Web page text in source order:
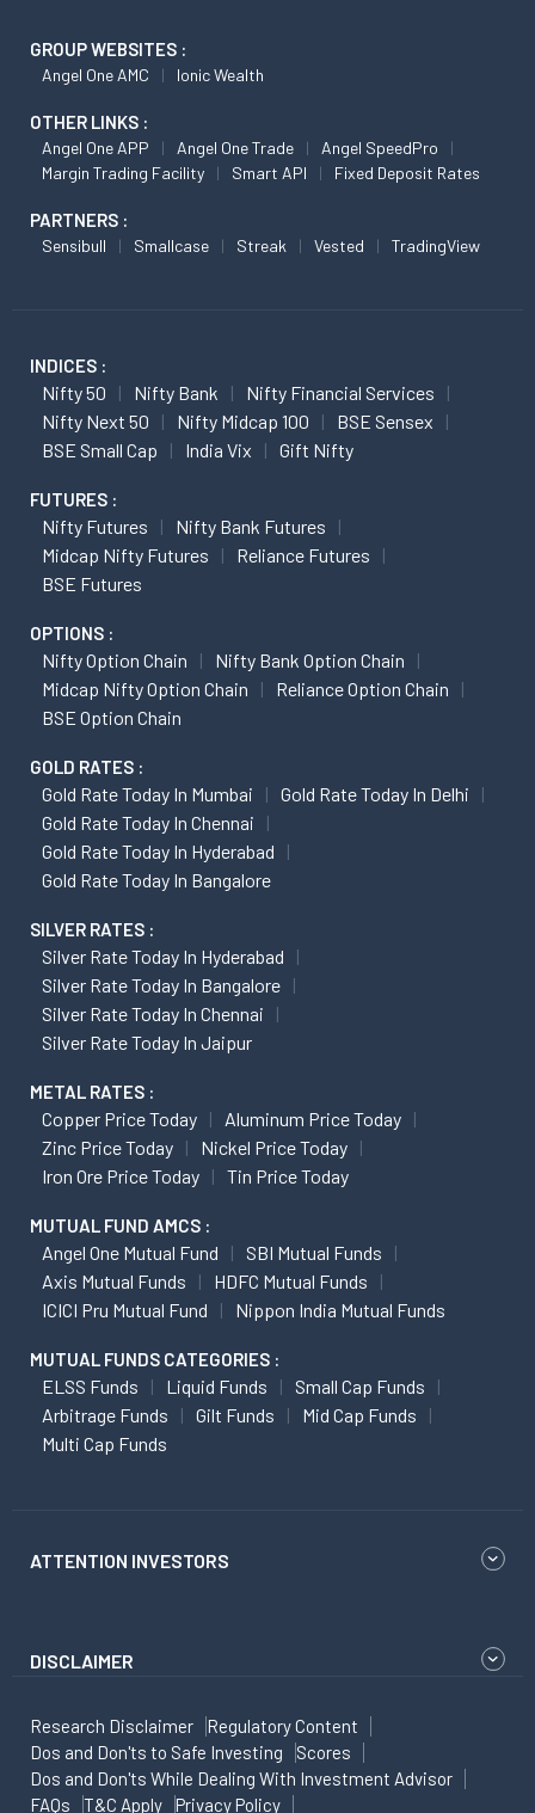
GROUP WEBSITES :
Angel One AMC Ionic Wealth
OTHER LINKS :
Angel One APP Angel One Trade
Angel SpeedPro
Margin Trading Facility
Smart API Fixed Deposit Rates
PARTNERS :
Sensibull Smallcase Streak Vested TradingView
INDICES :
Nifty 50 Nifty Bank
Nifty Financial Services
Nifty Next 50
Nifty Midcap 100
BSE Sensex
BSE Small Cap
India Vix Gift Nifty
FUTURES :
Nifty Futures
Nifty Bank Futures
Midcap Nifty Futures
Reliance Futures
BSE Futures
OPTIONS :
Nifty Option Chain
Nifty Bank Option Chain
Midcap Nifty Option Chain
Reliance Option Chain
BSE Option Chain
GOLD RATES :
Gold Rate Today In Mumbai
Gold Rate Today In Delhi
Gold Rate Today In Chennai
Gold Rate Today In Hyderabad
Gold Rate Today In Bangalore
SILVER RATES :
Silver Rate Today In Hyderabad
Silver Rate Today In Bangalore
Silver Rate Today In Chennai
Silver Rate Today In Jaipur
METAL RATES :
Copper Price Today
Aluminum Price Today
Zinc Price Today
Nickel Price Today
Iron Ore Price Today
Tin Price Today
MUTUAL FUND AMCS :
Angel One Mutual Fund
SBI Mutual Funds
Axis Mutual Funds
HDFC Mutual Funds
ICICI Pru Mutual Fund
Nippon India Mutual Funds
MUTUAL FUNDS CATEGORIES :
ELSS Funds Liquid Funds
Small Cap Funds
Arbitrage Funds
Gilt Funds
Mid Cap Funds
Multi Cap Funds
ATTENTION INVESTORS
DISCLAIMER
Research Disclaimer
Regulatory Content
Dos and Don'ts to Safe Investing
Scores
Dos and Don'ts While Dealing With Investment Advisor
FAQs
T&C Apply Privacy Policy